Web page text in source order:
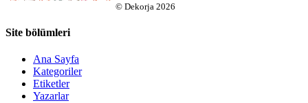
© Dekorja 2026
Site bölümleri
Ana Sayfa
Kategoriler
Etiketler
Yazarlar